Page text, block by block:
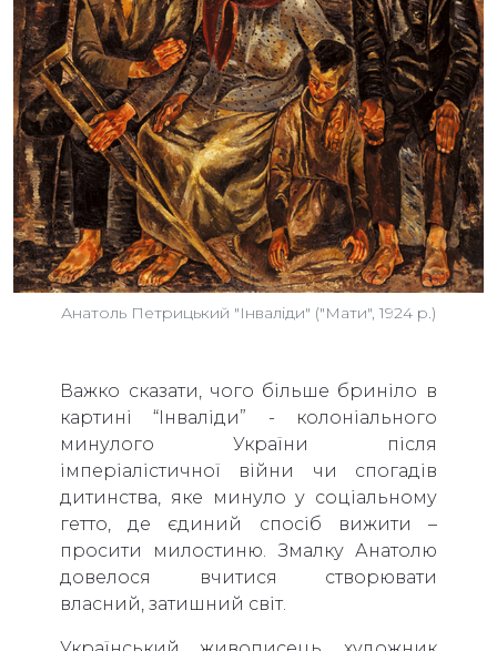
Анатоль Петрицький "Інваліди" ("Мати", 1924 р.)
Важко сказати, чого більше бриніло в
картині “Інваліди” - колоніального
минулого України після
імперіалістичної війни чи спогадів
дитинства, яке минуло у соціальному
гетто, де єдиний спосіб вижити –
просити милостиню. Змалку Анатолю
довелося вчитися створювати
власний, затишний світ.